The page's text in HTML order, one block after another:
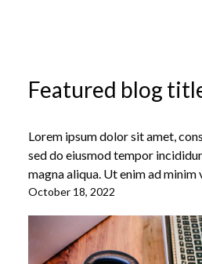
Featured blog
Lorem ipsum dolor sit amet,
sed do eiusmod tempor
magna aliqua. Ut enim ad minim
October 18, 2022